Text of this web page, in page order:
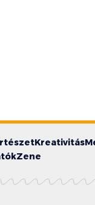
Kreativitás
Zene